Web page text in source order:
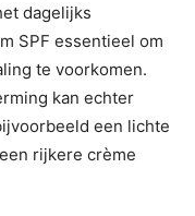
dagelijks
SPF essentieel om
te voorkomen.
kan echter
een lichte
rijkere crème